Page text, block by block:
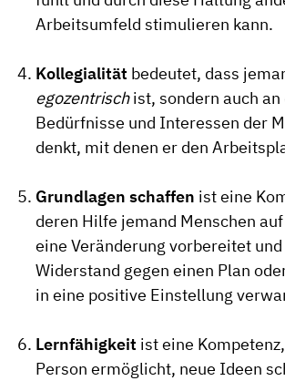
Arbeitsumfeld stimulieren kann.
Kollegialität bedeutet, dass
egozentrischist, sondern auch an
Bedürfnisse und Interessen der
denkt, mit denen er den
Grundlagen schaffen ist eine
deren Hilfe jemand Menschen
eine Veränderung vorbereitet
Widerstand gegen einen Plan
in eine positive Einstellung
Lernfähigkeit ist eine
Person ermöglicht, neue Ideen